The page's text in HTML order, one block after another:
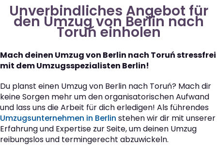
Unverbindliches Angebot für
den Umzug von Berlin nach
Toruń einholen
Mach deinen Umzug von Berlin nach Toruń stressfrei
mit dem Umzugsspezialisten Berlin!
Du planst einen Umzug von Berlin nach Toruń? Mach dir
keine Sorgen mehr um den organisatorischen Aufwand
und lass uns die Arbeit für dich erledigen! Als führendes
Umzugsunternehmen in Berlin stehen wir dir mit unserer
Erfahrung und Expertise zur Seite, um deinen Umzug
reibungslos und termingerecht abzuwickeln.